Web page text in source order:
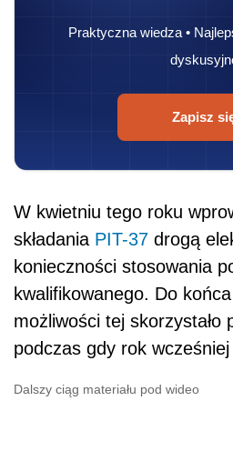
Praktyczna wiedza •
Zapisz
W kwietniu tego roku
składania PIT-37 drogą
konieczności stosowania
kwalifikowanego. Do
możliwości tej skorzystało
podczas gdy rok wcześniej
Dalszy ciąg materiału pod wideo